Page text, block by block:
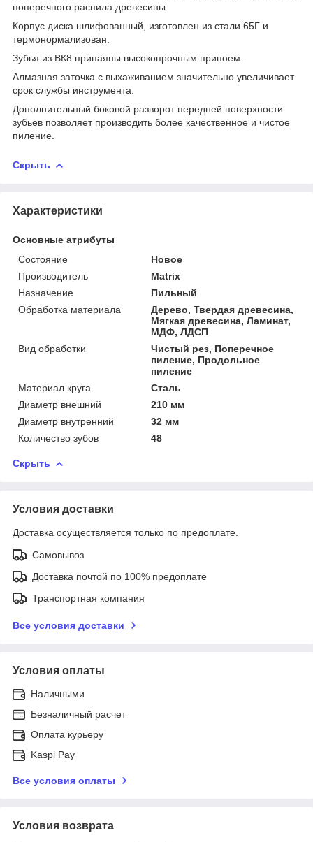
поперечного распила древесины.
Корпус диска шлифованный, изготовлен из стали 65Г и
термонормализован.
Зубья из ВК8 припаяны высокопрочным припоем.
Алмазная заточка с выхаживанием значительно увеличивает
срок службы инструмента.
Дополнительный боковой разворот передней поверхности
зубьев позволяет производить более качественное и чистое
пиление.
Скрыть
Характеристики
Основные атрибуты
Состояние
Новое
Производитель
Matrix
Назначение
Пильный
Обработка материала
Дерево, Твердая древесина,
Мягкая древесина, Ламинат,
МДФ, ЛДСП
Вид обработки
Чистый рез, Поперечное
пиление, Продольное
пиление
Материал круга
Сталь
Диаметр внешний
210 мм
Диаметр внутренний
32 мм
Количество зубов
48
Скрыть
Условия доставки
Доставка осуществляется только по предоплате.
Самовывоз
Доставка почтой по 100% предоплате
Транспортная компания
Все условия доставки
Условия оплаты
Наличными
Безналичный расчет
Оплата курьеру
Kaspi Pay
Все условия оплаты
Условия возврата